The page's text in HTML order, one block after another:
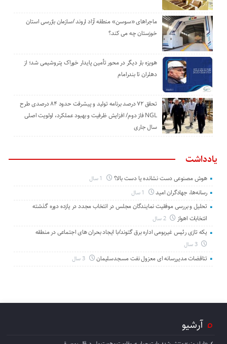
ماجراهای «سوسن» منطقه آزاد اروند /سازمان بازرسی استان
خوزستان چه می کند؟
هویزه بار دیگر در محور تأمین پایدار خوراک پتروشیمی شد؛ از
دهلران تا بندرامام
تحقق ۷۲ درصد برنامه تولید و پیشرفت حدود ۸۴ درصدی طرح
NGL فاز دوم/ افزایش ظرفیت و بهبود عملکرد، اولویت اصلی
سال جاری
یادداشت
هوش مصنوعی دست نشانده یا دست بالا؟
رسانه‌ها، جهادگران امید
تحلیل و بررسی موفقیت نمایندگان مجلس در انتخاب مجدد در یازده دوره گذشته
انتخابات اهواز
2 سال
یکه تازی رئیس غیربومی اداره برق گتوند/با ایجاد بحران های اجتماعی در منطقه
3 سال
تناقضات مدیررسانه ای معزول نفت مسجدسلیمان 3 سال
آرشیو